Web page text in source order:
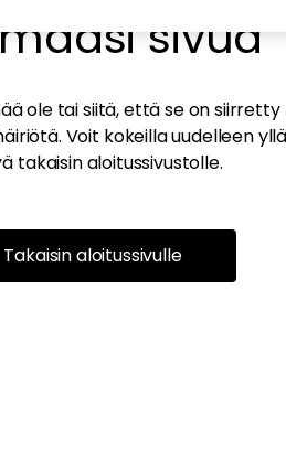
sivua
ole tai siitä, että se on
Voit kokeilla uudelleen
takaisin aloitussivustolle.
Takaisin aloitussivulle